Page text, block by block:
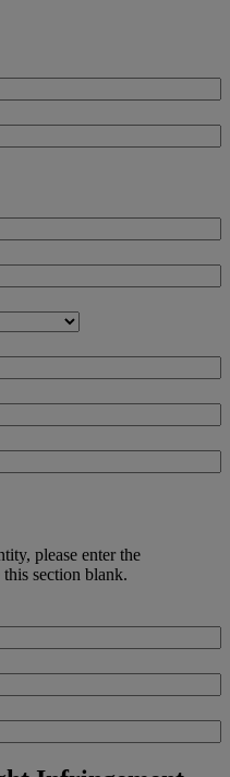
please enter the
section blank.